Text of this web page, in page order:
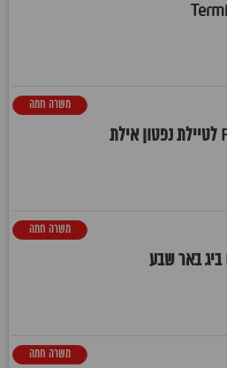
משרה חמה
משרה חמה
משרה חמה